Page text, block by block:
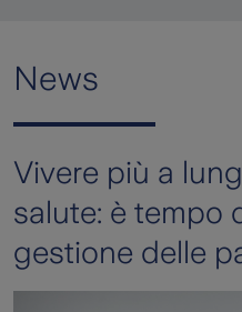
News
Vivere più a
salute: è tempo
gestione delle